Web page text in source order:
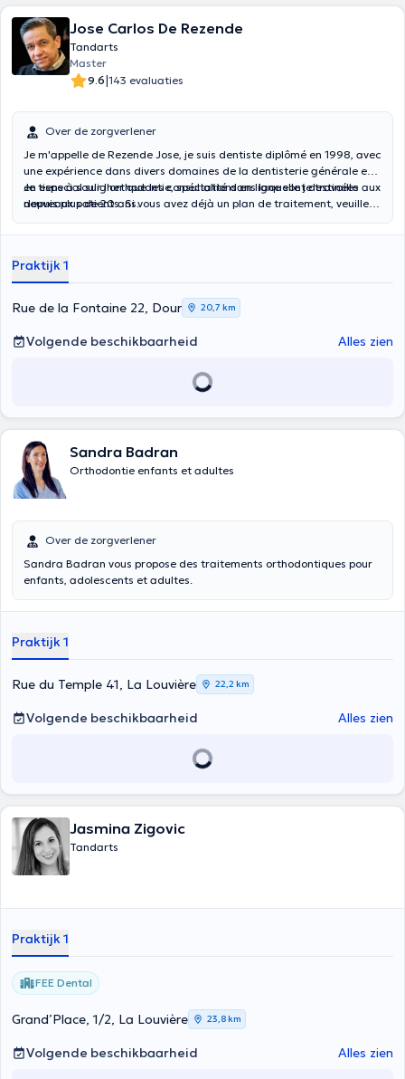
Jose Carlos De Rezende
Tandarts
Master
9.6|143 evaluaties
Over de zorgverlener
Je m'appelle de Rezende Jose, je suis dentiste diplômé en 1998, avec
une expérience dans divers domaines de la dentisterie générale et
en especial sur l'orthodontie, spécialité dans laquelle je travaille
depuis plus de 20 ans.
Je tiens à souligner que les consultations en ligne sont destinées aux
nouveaux patients. Si vous avez déjà un plan de traitement, veuillez
du rendez-vous à vos besoins.
Praktijk 1
Rue de la Fontaine 22, Dour 20,7 km
Volgende beschikbaarheid Alles zien
Sandra Badran
Orthodontie enfants et adultes
Over de zorgverlener
Sandra Badran vous propose des traitements orthodontiques pour
enfants, adolescents et adultes.
Praktijk 1
Rue du Temple 41, La Louvière 22,2 km
Volgende beschikbaarheid Alles zien
Jasmina Zigovic
Tandarts
Praktijk 1
FEE Dental
Grand’Place, 1/2, La Louvière 23,8 km
Volgende beschikbaarheid Alles zien